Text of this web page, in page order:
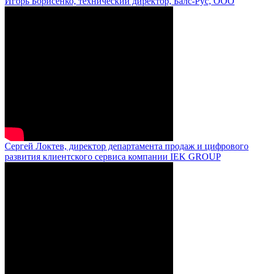
Сергей Локтев, директор департамента продаж и цифрового
развития клиентского сервиса компании IEK GROUP